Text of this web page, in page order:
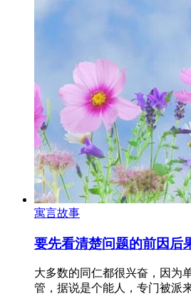
寓言故事
要先看清楚问题的前因后
大多数的同仁都很兴奋，因为
管，据说是个能人，专门被派